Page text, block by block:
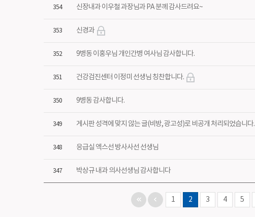
354 신장내과 이우철 과장님과 PA 분께 감사드려요~
353 신경과
352 9병동 이홍우님 개인간병 여사님 감사합니다.
351 건강검진센터 이정미 선생님 칭찬합니다.
350 9병동 감사합니다.
349 게시판 성격에 맞지 않는 글(비방, 광고성)로 비공개 처리되었습니다.
348 응급실 엑스선 방사사선 선생님
347 박상규 내과 의사선생님 감사합니다
1 2 3 4 5